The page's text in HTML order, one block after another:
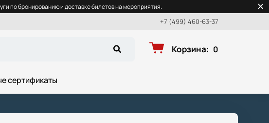
по бронированию и доставке билетов на мероприятия.
+7 (499) 460-63-37
Корзина: 0
сертификаты